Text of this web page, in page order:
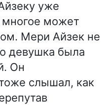
уже
многое может
Мери Айзек не
девушка была
Он
слышал, как